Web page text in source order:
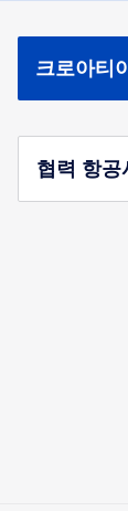
크로아티
협력 항공